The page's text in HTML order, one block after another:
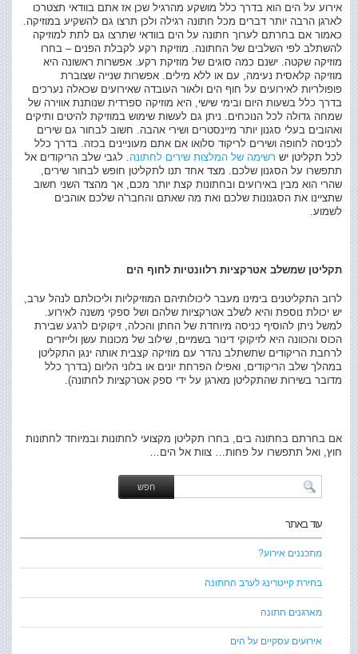
אירוע על הים הוא בדרך כלל מושקע מהרגיל שכן אז אתם בוודאי תצטרכו
לארגן הרבה יותר דברים מכל חתונה רגילה ולכן תרצו גם להשקיע במוזיקה.
כאמור אם בחרתם לערוך חתונה על הים בוודאי שתרצו גם לתת למוזיקה
להשתלב לפי השלבים של החתונה. מוזיקת רקע לקבלת הפנים – בחרו
מוזיקה שקטה. ישנם כמה סוגים של מוזיקת רקע. אפשרות ראשונה היא
מוזיקה קלאסית נעימה, עם או ללא מילים. אפשרות שנייה שצוברת
פופולריות לאירועים על חוף הים ולאור העובדה שאירועים שכאלה נערכים
בדרך כלל בשעות היום ובימי שישי, היא מוזיקה ספרדית שנותנת אווירה של
שמחה גדולה לכל הנוכחים. ניתן גם לעשות שימוש במוזיקת להיטים ותיקים
ואהובים בעלי סגנון יותר מיינסטרים ושירי אהבה. חשוב לבחור גם שירים
לכניסה לחופה ושירים לריקוד סלואו אם אתם מעוניינים בכזה. בדרך כלל
לכל תקליטן יש רשימה של המלצות שירים לחתונה . לגבי שלב הריקודים אל
תתפשרו על הסגנון שלכם. מצד אחד תנו לתקליטן חופש לבחור שירים,
שהרי הוא מבין באירועים ובחתונות קצת יותר מכם, אך מהצד השני חשוב
שתציינו את הסגנונות שלכם ואת מה שאתם והחבר'ה שלכם אוהבים
לשמוע.
תקליטן שמשלב אטרקציות רלוונטיות לחוף הים
לרוב התקליטנים בימינו מעבר ליכולותיהם המוזיקליות וליכולתם לנהל ערב,
יש יכולת נוספת והיא לשלב אטרקציות שלהם ושל ספקי משנה לאירוע.
למשל ניתן להוסיף כניסה מיוחדת של החתן והכלה, זיקוקים לרגע שבירת
הכוס והכוונה היא לזיקוקי דינור בשמיים, שילוב של מכונות עשן ולייזרים
לרחבת הריקודים שתשתלב נהדר עם מוזיקה קצבית אותה ינגן התקליטן
במהלך שלב הריקודים, ואפילו הפרחת יונים או בלוני הליום (בדרך כלל
מדובר בשירות שהתקליטן מארגן על ידי ספק אטרקציות לחתונה).
אם בחרתם בחתונה בים, בחרו תקליטן מקצועי לחתונות ובמיוחד לחתונות
חוץ, ואל תתפשרו על פחות… צוות אל הים…
עוד באתר
מתכננים אירוע?
בחירת קייטרינג לערב החתונה
מארגנים חתונה
אירועים עסקיים על הים